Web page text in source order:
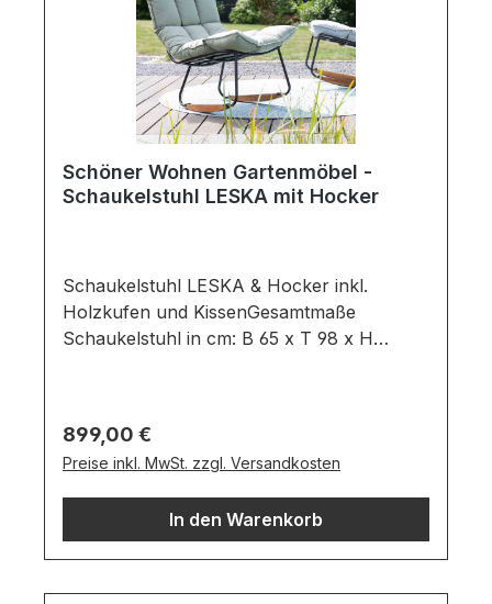
Schöner Wohnen Gartenmöbel -
Schaukelstuhl LESKA mit Hocker
Schaukelstuhl LESKA & Hocker inkl.
Holzkufen und KissenGesamtmaße
Schaukelstuhl in cm: B 65 x T 98 x H
SUNBRELLAGestell: Farbe: Black
/ Material: Aluminium Schaukelstuhl
bestehend aus:Sitzkissen in
wasserabweisenden Stoff
Regulärer Preis:
899,00 €
Preise inkl. MwSt. zzgl. Versandkosten
In den Warenkorb